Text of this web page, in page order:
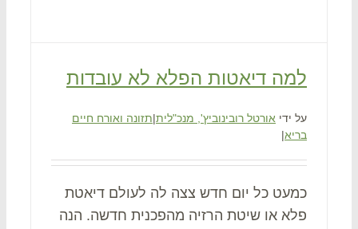
למה דיאטות הפלא לא עובדות
אורטל רובינוביץ', מנכ"לית תזונה ואורח חיים
כמעט כל יום חדש צצה לה לעולם דיאטת
פלא או שיטת הרזיה מהפכנית חדשה. הנה